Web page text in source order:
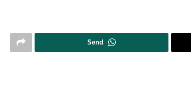
Send